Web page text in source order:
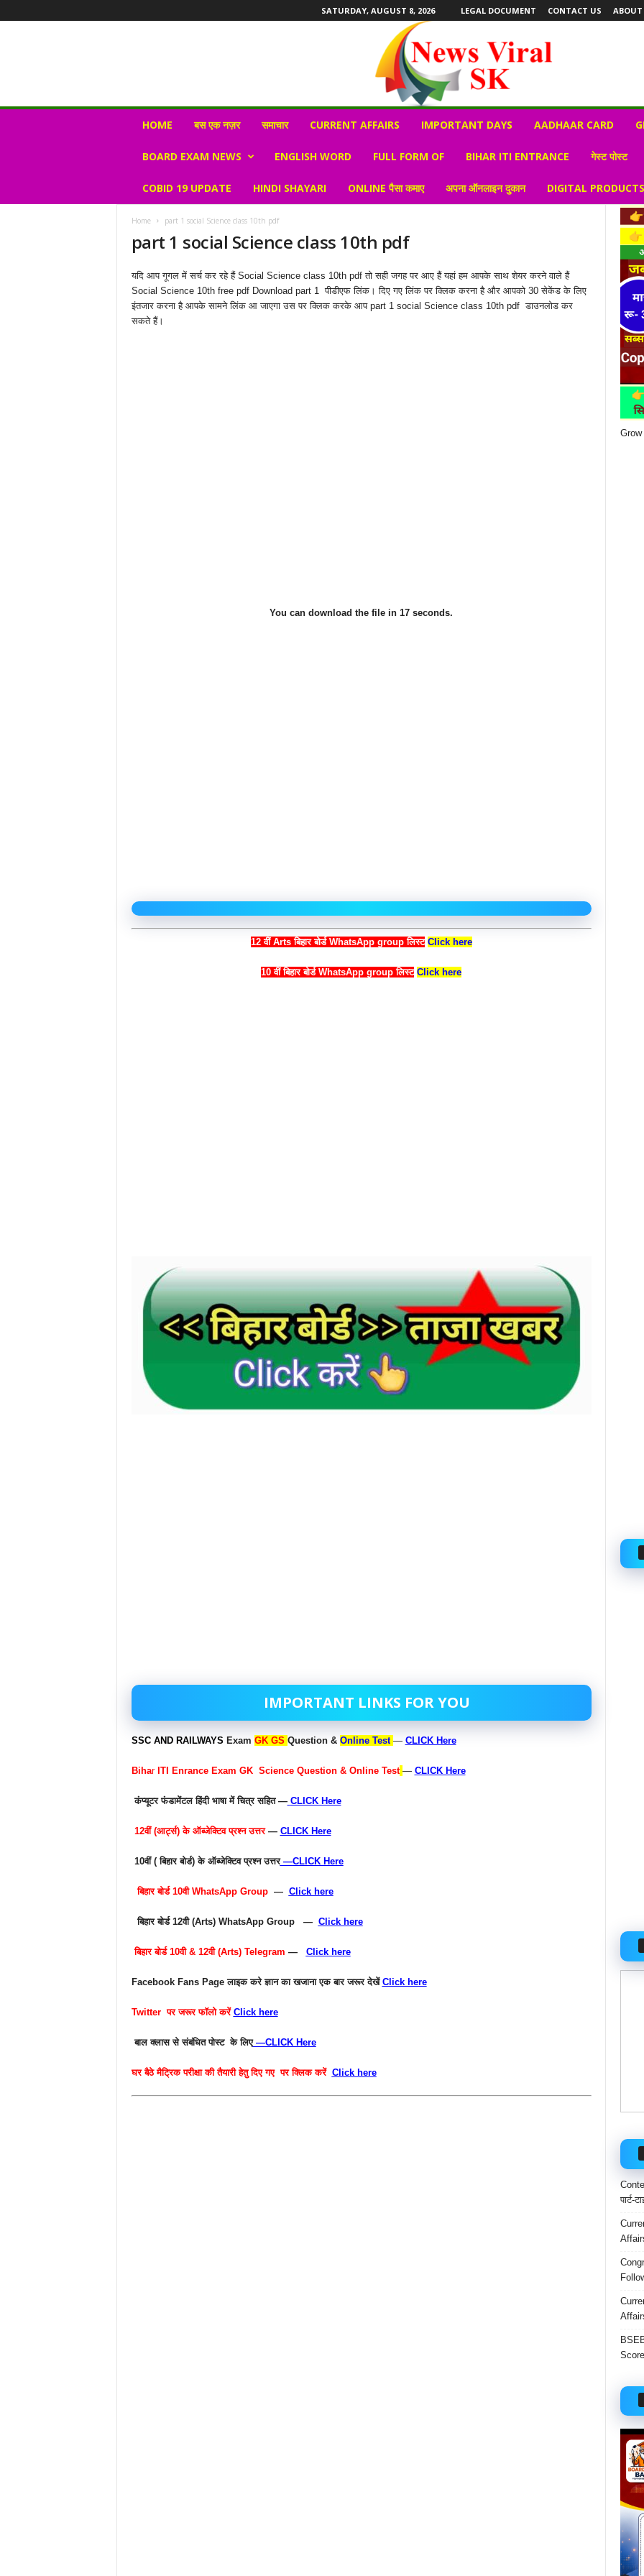
SATURDAY, AUGUST 8, 2026 LEGAL DOCUMENT CONTACT US ABOUT
r
HOME बस एक नज़र समाचार CURRENT AFFAIRS IMPORTANT DAYS AADHAAR CARD
BOARD EXAM NEWS ENGLISH WORD FULL FORM OF BIHAR ITI ENTRANCE गेस्ट पोस्ट
COBID 19 UPDATE HINDI SHAYARI ONLINE पैसा कमाए अपना ऑनलाइन दुकान DIGITAL
Home part 1 social Science class 10th pdf
part 1 social Science class 10th pdf
यदि आप गूगल में सर्च कर रहे हैं Social Science class 10th pdf तो सही जगह पर आए हैं यहां हम आपके साथ शेयर करने वाले हैं
Social Science 10th free pdf Download part 1 पीडीएफ लिंक। दिए गए लिंक पर क्लिक करना है और आपको 30 सेकेंड के लिए
इंतजार करना है आपके सामने लिंक आ जाएगा उस पर क्लिक करके आप part 1 social Science class 10th pdf डाउनलोड कर
सकते हैं।
You can download the file in 16 seconds.
12 वीं Arts बिहार बोर्ड WhatsApp group लिस्ट Click here
10 वीं बिहार बोर्ड WhatsApp group लिस्ट Click here
IMPORTANT LINKS FOR YOU
SSC AND RAILWAYS Exam GK GS Question & Online Test — CLICK Here
Bihar ITI Enrance Exam GK Science Question & Online Test — CLICK Here
कंप्यूटर फंडामेंटल हिंदी भाषा में चित्र सहित — CLICK Here
12वीं (आर्ट्स) के ऑब्जेक्टिव प्रश्न उत्तर— CLICK Here
10वीं ( बिहार बोर्ड) के ऑब्जेक्टिव प्रश्न उत्तर—CLICK Here
बिहार बोर्ड 10वी WhatsApp Group— Click here
बिहार बोर्ड 12वी (Arts) WhatsApp Group — Click here
बिहार बोर्ड 10वी & 12वी (Arts) Telegram — Click here
Facebook Fans Page लाइक करे ज्ञान का खजाना एक बार जरूर देखें Click here
Twitter पर जरूर फॉलो करें Click here
बाल क्लास से संबंधित पोस्ट के लिए—CLICK Here
घर बैठे मैट्रिक परीक्षा की तैयारी हेतु दिए गए पर क्लिक करें Click here